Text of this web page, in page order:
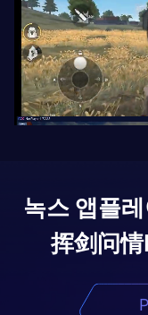
녹스 앱플
挥剑问情